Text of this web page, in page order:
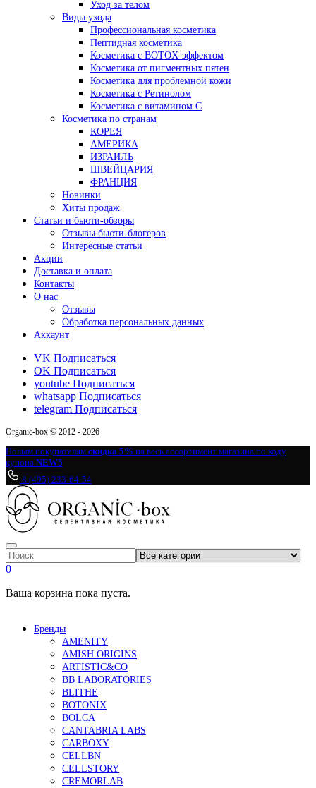
Уход за телом
Виды ухода
Профессиональная косметика
Пептидная косметика
Косметика с BOTOX-эффектом
Косметика от пигментных пятен
Косметика для проблемной кожи
Косметика с Ретинолом
Косметика с витамином С
Косметика по странам
КОРЕЯ
АМЕРИКА
ИЗРАИЛЬ
ШВЕЙЦАРИЯ
ФРАНЦИЯ
Новинки
Хиты продаж
Статьи и бьюти-обзоры
Отзывы бьюти-блогеров
Интересные статьи
Акции
Доставка и оплата
Контакты
О нас
Отзывы
Обработка персональных данных
Аккаунт
VK Подписаться
OK Подписаться
youtube Подписаться
whatsapp Подписаться
telegram Подписаться
Organic-box © 2012 - 2026
Новым покупателям скидка 5% на весь ассортимент магазина по коду
купона NEW5
8 (495) 233-64-54
0
Ваша корзина пока пуста.
Бренды
AMENITY
AMISH ORIGINS
ARTISTIC&CO
BB LABORATORIES
BLITHE
BOTONIX
BOLCA
CANTABRIA LABS
CARBOXY
CELLBN
CELLSTORY
CREMORLAB